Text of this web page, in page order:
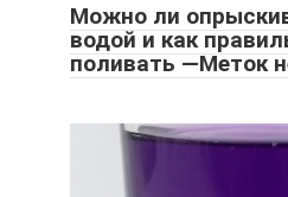
Можно ли
водой и как
поливать —Меток